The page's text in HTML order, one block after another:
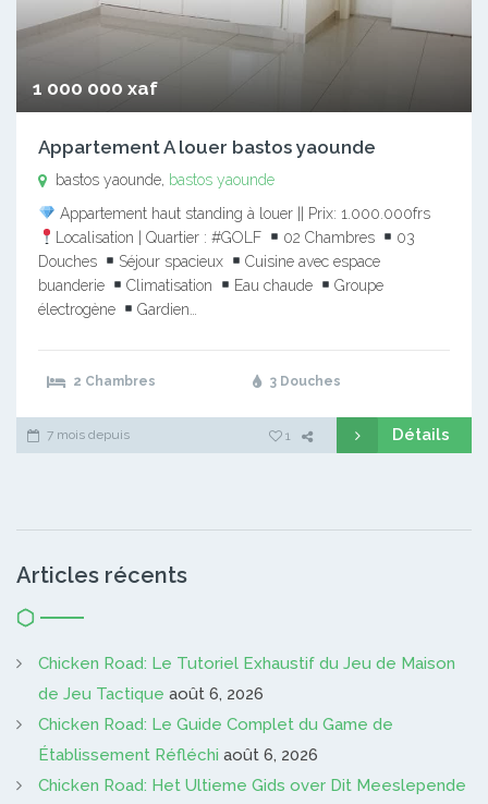
1 000 000 xaf
Appartement A louer bastos yaounde
bastos yaounde, bastos yaounde
Appartement haut standing à louer || Prix: 1.000.000frs
Localisation | Quartier : #GOLF
02 Chambres
03
Douches
Séjour spacieux
Cuisine avec espace
buanderie
Climatisation Eau chaude
Groupe
électrogène
Gardien…
2 Chambres 3 Douches
7 mois depuis 1 Détails
Articles récents
Chicken Road: Le Tutoriel Exhaustif du Jeu de Maison
de Jeu Tactique août 6, 2026
Chicken Road: Le Guide Complet du Game de
Établissement Réfléchi août 6, 2026
Chicken Road: Het Ultieme Gids over Dit Meeslepende